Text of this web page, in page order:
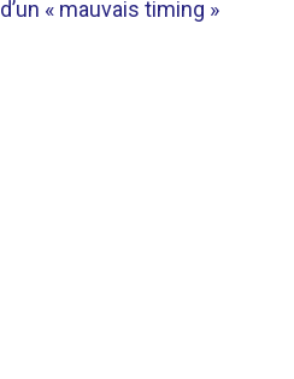
d’un « mauvais timing »